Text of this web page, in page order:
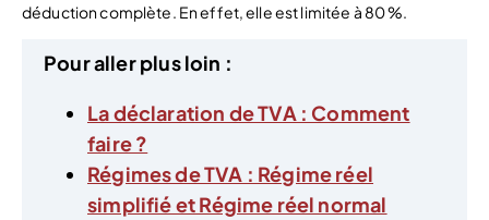
déduction complète. En effet, elle est limitée à 80 %.
Pour aller plus loin :
La déclaration de TVA : Comment
faire ?
Régimes de TVA : Régime réel
simplifié et Régime réel normal